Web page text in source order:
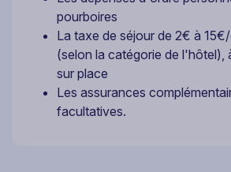
pourboires
La taxe de séjour de 2€ à
(selon la catégorie de l'hôtel),
sur place
Les assurances
facultatives.